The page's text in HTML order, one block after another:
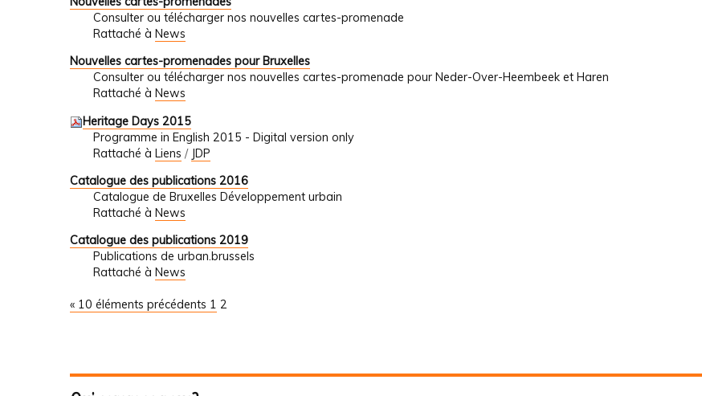
Consulter ou télécharger nos nouvelles cartes-promenade
Rattaché à News
Nouvelles cartes-promenades pour Bruxelles
Consulter ou télécharger nos nouvelles cartes-promenade pour Neder-Over-Heembeek et Haren
Rattaché à News
Heritage Days 2015
Programme in English 2015 - Digital version only
Rattaché à Liens / JDP
Catalogue des publications 2016
Catalogue de Bruxelles Développement urbain
Rattaché à News
Catalogue des publications 2019
Publications de urban.brussels
Rattaché à News
« 10 éléments précédents 1 2